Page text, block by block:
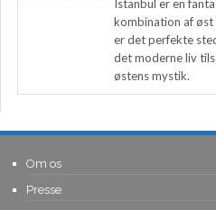
Istanbul er en
kombination af øst
er det perfekte
det moderne liv
østens mystik.
Om os
Presse